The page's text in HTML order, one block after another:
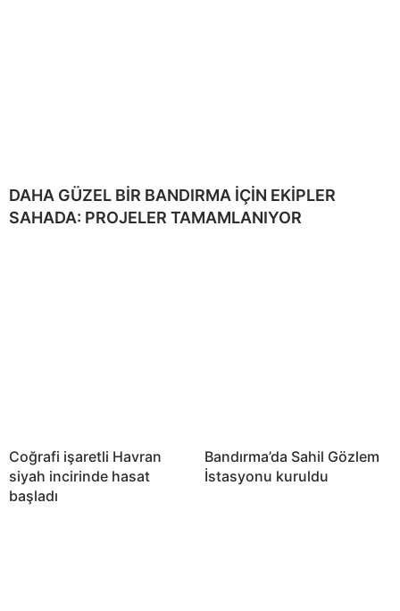
DAHA GÜZEL BİR BANDIRMA İÇİN EKİPLER
SAHADA: PROJELER TAMAMLANIYOR
Coğrafi işaretli Havran
siyah incirinde hasat
başladı
Bandırma’da Sahil Gözlem
İstasyonu kuruldu